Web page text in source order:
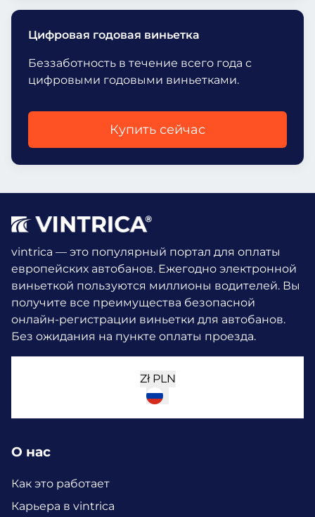
Цифровая годовая виньетка
Беззаботность в течение всего года с
цифровыми годовыми виньетками.
Купить сейчас
vintrica — это популярный портал для оплаты
европейских автобанов. Ежегодно электронной
виньеткой пользуются миллионы водителей. Вы
получите все преимущества безопасной
онлайн-регистрации виньетки для автобанов.
Без ожидания на пункте оплаты проезда.
Zł PLN
О нас
Как это работает
Карьера в vintrica